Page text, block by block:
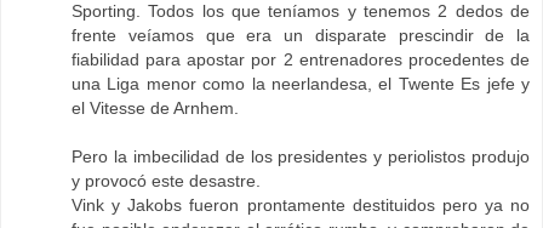
Sporting. Todos los que teníamos y tenemos 2 dedos de
frente veíamos que era un disparate prescindir de la
fiabilidad para apostar por 2 entrenadores procedentes de
una Liga menor como la neerlandesa, el Twente Es jefe y
el Vitesse de Arnhem.
Pero la imbecilidad de los presidentes y periolistos produjo
y provocó este desastre.
Vink y Jakobs fueron prontamente destituidos pero ya no